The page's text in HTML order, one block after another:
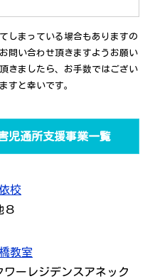
しまっている場合もありますの
問い合わせ頂きますようお願い
きましたら、お手数ではござい
すと幸いです。
児通所支援事業一覧
校
８
教室
ーレジデンスアネック